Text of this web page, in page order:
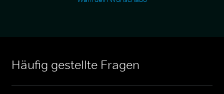
Häufig gestellte Fragen